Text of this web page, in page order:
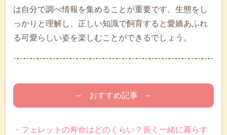
は自分で調べ情報を集めることが重要です。生態をし
っかりと理解し、正しい知識で飼育すると愛嬌あふれ
る可愛らしい姿を楽しむことができるでしょう。
– おすすめ記事 –
・フェレットの寿命はどのくらい？長く一緒に暮らす